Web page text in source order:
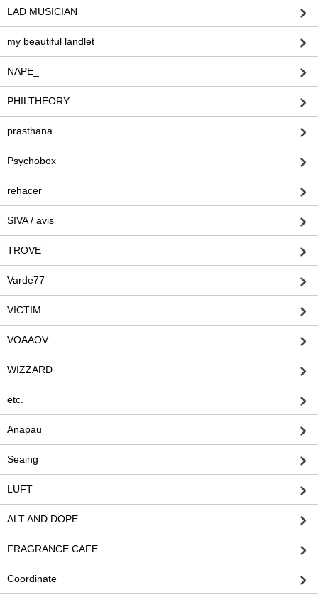
LAD MUSICIAN
my beautiful landlet
NAPE_
PHILTHEORY
prasthana
Psychobox
rehacer
SIVA / avis
TROVE
Varde77
VICTIM
VOAAOV
WIZZARD
etc.
Anapau
Seaing
LUFT
ALT AND DOPE
FRAGRANCE CAFE
Coordinate